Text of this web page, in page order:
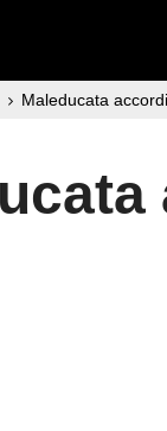
Maleducata accordi